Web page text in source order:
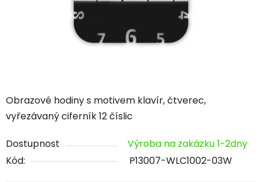
Obrazové hodiny s motivem klavír, čtverec,
vyřezávaný ciferník 12 číslic
Dostupnost
Výroba na zakázku 1-2dny
Kód:
P13007-WLC1002-03W